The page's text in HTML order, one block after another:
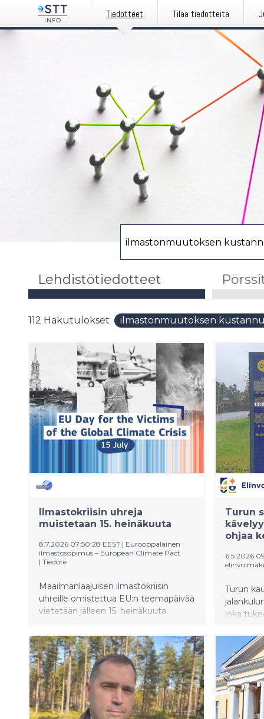
Tiedotteet Tilaa tiedotteita
Lehdistötiedotteet
112 Hakutulokset ilmastonmuutoksen
Ilmastokriisin uhreja
muistetaan 15. heinäkuuta
8.7.2026 07:50:28 EEST | Eurooppalainen
ilmastosopimus – European Climate Pact
| Tiedote
Maailmanlaajuisen ilmastokriisin
uhreille omistettua EU:n teemapäivää
vietetään jälleen 15. heinäkuuta.
Climate Pactin suomalaiset lähettiläät
vaativat konkreettisia toimia
ilmastonmuutoksen hillitsemiseksi ja
sään ääri-ilmiöihin varautumiseksi.
Turun
ohjaa
6.5.2026
Turun
joka
vuosina
käytöstä
muun